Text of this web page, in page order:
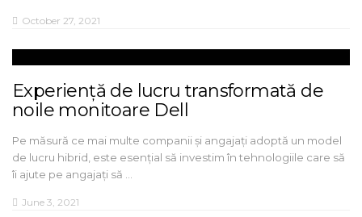
October 27, 2021
Experiență de lucru transformată de
noile monitoare Dell
Pe măsură ce mai multe companii și angajați adoptă un model
de lucru hibrid, este esențial să investim în tehnologiile care să
îi ajute pe angajați să …
June 3, 2021